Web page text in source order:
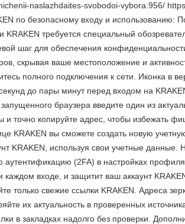
naslazhdaites-svobodoi-vybora.956/
по безопасному входу и использованию:
требуется специальный
шаг для обеспечения
скрывая ваше местоположение и
полного подключения к сети. Иконка в
до пары минут перед входом на
браузера введите один из
и точно копируйте адрес, чтобы избежать
KRAKEN вы сможете создать новую
KRAKEN, используя свои учетные
аутентификацию (2FA) в настройках
каждом входе, и защитит ваш аккаунт
только свежие ссылки KRAKEN. Адреса
их актуальность в проверенных
в закладках надолго без проверки.